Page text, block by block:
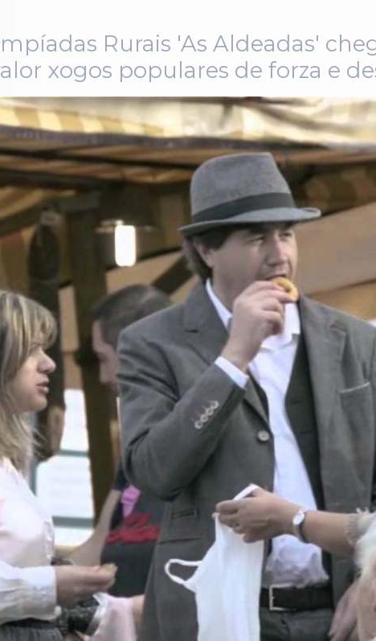
Rurais 'As Aldeadas'
xogos populares de forza e